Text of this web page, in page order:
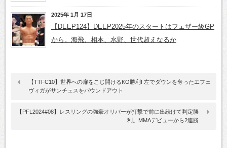
2025年 1月 17日
【DEEP124】DEEP2025年のスタートはフェザー級GP
から。海飛、相本、水野、世代超えなるか
【TTFC10】世界への扉をこじ開けるKO勝利! 左でダウンを奪ったエフェ
ヴィガがサンチェスをパウンドアウト
【PFL2024#08】レスリングの強豪オリバーが打撃で前に出続けて判定勝
利。MMAデビューから2連勝